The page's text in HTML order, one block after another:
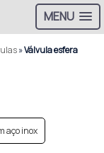
MENU
»Válvula esfera
aço inox